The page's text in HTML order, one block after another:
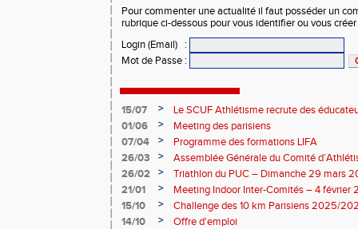
Pour commenter une actualité il faut posséder un
rubrique ci-dessous pour vous identifier ou vous
Login (Email)
:
Mot de Passe :
15/07 >
Le SCUF Athlétisme recrute des
2026-2027 !
01/06 >
Meeting des parisiens
07/04
>
Programme des formations LIFA
26/03
>
Assemblée Générale du Comité
26/02
>
Triathlon du PUC – Dimanche 29 mars
21/01
>
Meeting Indoor Inter-Comités – 4 février
15/10
>
Challenge des 10 km Parisiens 2025/
14/10
>
Offre d'emploi